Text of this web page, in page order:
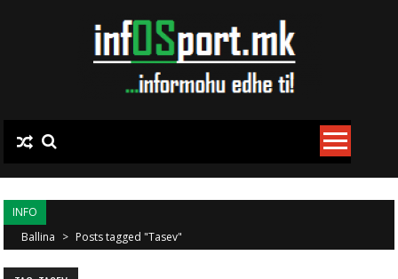
INFO
Ballina > Posts tagged "Tasev"